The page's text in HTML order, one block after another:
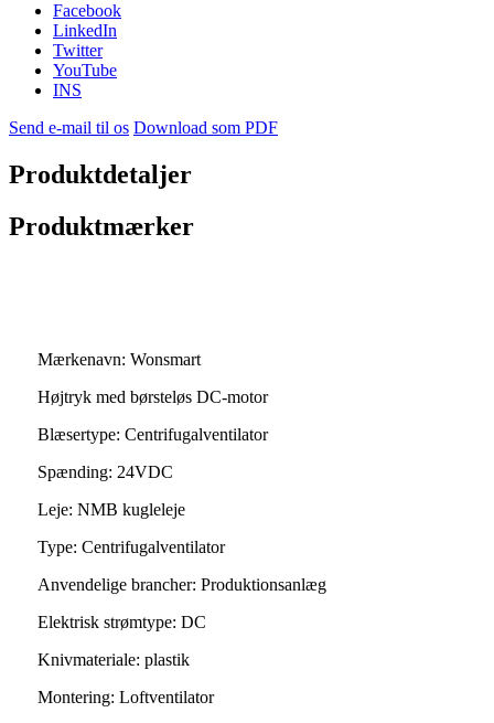
Facebook
LinkedIn
Twitter
YouTube
INS
Send e-mail til os Download som PDF
Produktdetaljer
Produktmærker
Mærkenavn: Wonsmart
Højtryk med børsteløs DC-motor
Blæsertype: Centrifugalventilator
Spænding: 24VDC
Leje: NMB kugleleje
Type: Centrifugalventilator
Anvendelige brancher: Produktionsanlæg
Elektrisk strømtype: DC
Knivmateriale: plastik
Montering: Loftventilator